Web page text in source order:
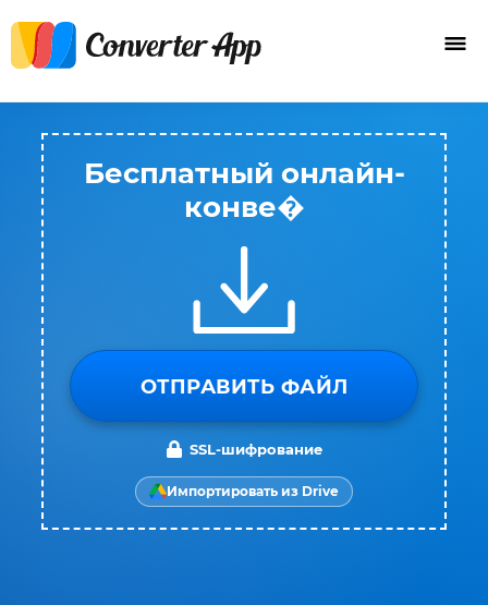
Бесплатный онлайн-
конве�
ОТПРАВИТЬ ФАЙЛ
SSL-шифрование
Импортировать из Drive